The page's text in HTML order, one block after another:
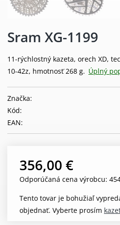
Sram XG-1199
11-rýchlostný kazeta, orech XD,
10-42z, hmotnosť 268 g. Úplný
Značka:
Kód:
EAN:
356,00 €
Odporúčaná cena výrobcu:
Tento tovar je bohužiaľ
objednať. Vyberte prosím